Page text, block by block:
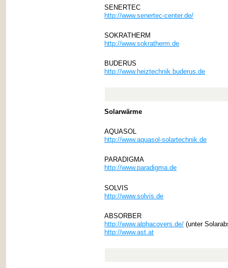
SENERTEC
http://www.senertec-center.de/
SOKRATHERM
http://www.sokratherm.de
BUDERUS
http://www.heiztechnik.buderus.de
Solarwärme
AQUASOL
http://www.aquasol-solartechnik.de
PARADIGMA
http://www.paradigma.de
SOLVIS
http://www.solvis.de
ABSORBER
http://www.alphacovers.de/ (unter
http://www.ast.at